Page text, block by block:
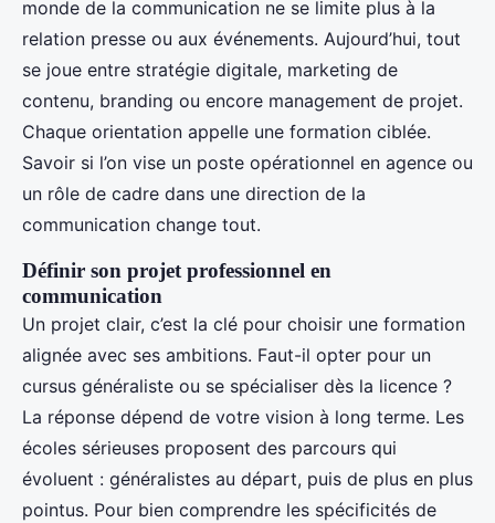
monde de la communication ne se limite plus à la
relation presse ou aux événements. Aujourd’hui, tout
se joue entre stratégie digitale, marketing de
contenu, branding ou encore management de projet.
Chaque orientation appelle une formation ciblée.
Savoir si l’on vise un poste opérationnel en agence ou
un rôle de cadre dans une direction de la
communication change tout.
Définir son projet professionnel en
communication
Un projet clair, c’est la clé pour choisir une formation
alignée avec ses ambitions. Faut-il opter pour un
cursus généraliste ou se spécialiser dès la licence ?
La réponse dépend de votre vision à long terme. Les
écoles sérieuses proposent des parcours qui
évoluent : généralistes au départ, puis de plus en plus
pointus. Pour bien comprendre les spécificités de